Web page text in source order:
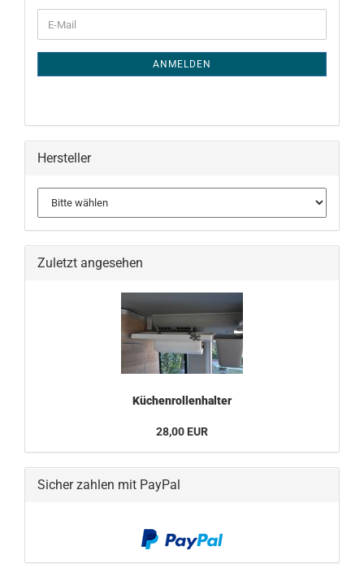
ZUR
E-
Mail
ANMELDEN
Hersteller
Zuletzt angesehen
Küchenrollenhalter
28,00 EUR
Sicher zahlen mit PayPal